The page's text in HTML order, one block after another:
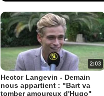
2:03
Hector Langevin - Demain
nous appartient : "Bart va
tomber amoureux d'Hugo"